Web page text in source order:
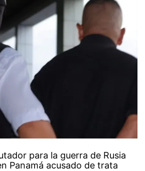
para la guerra de Rusia
Panamá acusado de trata